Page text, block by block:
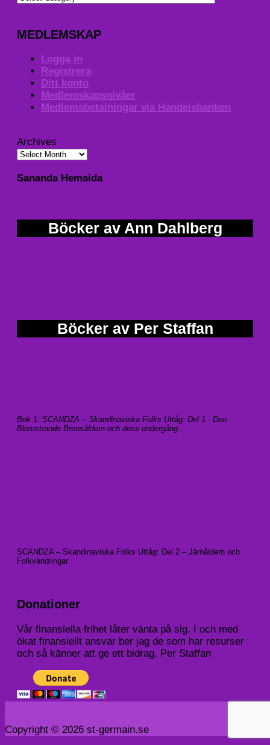
MEDLEMSKAP
Logga in
Registrera
Ditt konto
Medlemskapsnivåer
Medlemsbetalningar via Handelsbanken
Archives
Sananda Hemsida
Böcker av Ann Dahlberg
Böcker av Per Staffan
Bok 1: SCANDZA – Skandinaviska Folks Uttåg: Del 1 - Den
Blomstrande Bronsåldern och dess undergång
SCANDZA – Skandinaviska Folks Uttåg: Del 2 – Järnåldern och
Folkvandringar
Donationer
Vår finansiella frihet låter vänta på sig. I och med
ökat finansiellt ansvar ber jag de som har resurser
och så känner att ge ett bidrag. Per Staffan
Copyright © 2026 st-germain.se